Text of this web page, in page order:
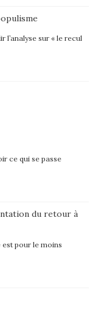
l’analyse sur « le recul
ce qui se passe
du retour à
est pour le moins